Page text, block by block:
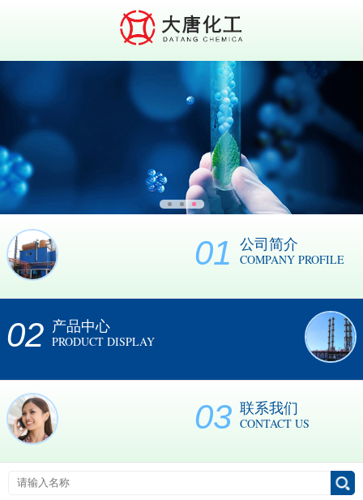
01 公司简介
COMPANY PROFILE
02 产品中心
PRODUCT DISPLAY
03 联系我们
CONTACT US